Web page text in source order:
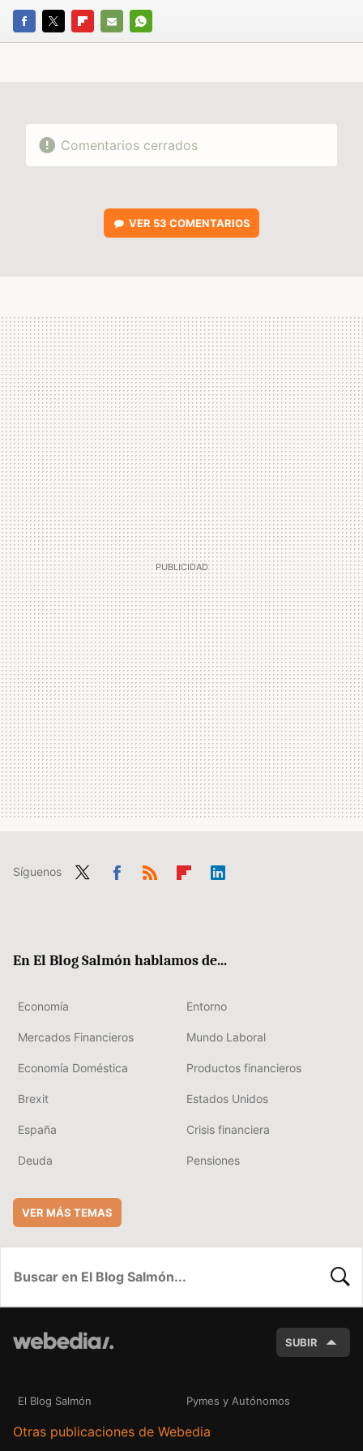
FACEBOOK
TWITTERFLIPBOARD
E-
WHATSAPP
Comentarios cerrados
VER 53 COMENTARIOS
Síguenos
En El Blog Salmón hablamos de...
Economía Entorno
Mercados Financieros Mundo Laboral
Economía Doméstica Productos financieros
Brexit Estados Unidos
España Crisis financiera
Deuda Pensiones
VER MÁS TEMAS
SUBIR
El Blog Salmón Pymes y Autónomos
Otras publicaciones de Webedia